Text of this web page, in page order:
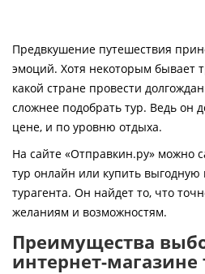
Страны
Как купить
Контакты
Предвкушение путешествия
эмоций. Хотя некоторым бывает
какой стране провести
сложнее подобрать тур. Ведь он
цене, и по уровню отдыха.
На сайте «Отправкин.ру» можно
тур онлайн или купить
турагента. Он найдет то, что
желаниям и возможностям.
Преимущества
интернет-магазине